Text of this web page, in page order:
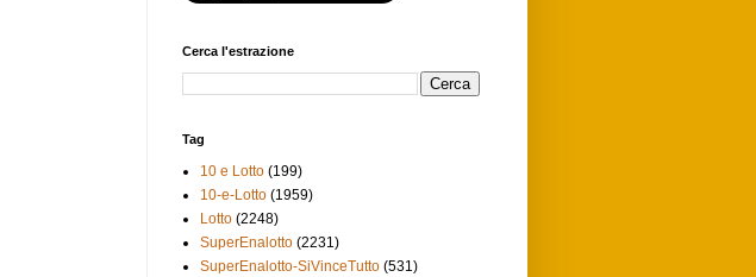
Cerca l'estrazione
Tag
10 e Lotto (199)
10-e-Lotto (1959)
Lotto (2248)
SuperEnalotto (2231)
SuperEnalotto-SiVinceTutto (531)